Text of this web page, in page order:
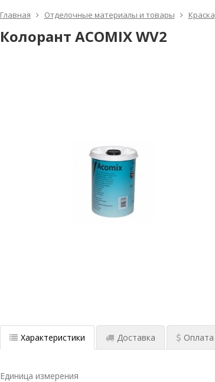
Главная Отделочные материалы и товары Краска
Колорант ACOMIX WV2
Характеристики Доставка Оплата
Единица измерения